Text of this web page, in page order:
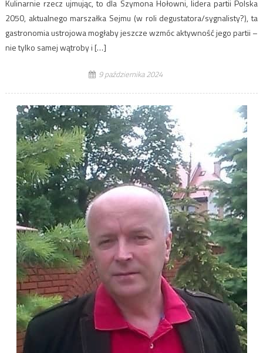
Kulinarnie rzecz ujmując, to dla Szymona Hołowni, lidera partii Polska
2050, aktualnego marszałka Sejmu (w roli degustatora/sygnalisty?), ta
gastronomia ustrojowa mogłaby jeszcze wzmóc aktywność jego partii –
nie tylko samej wątroby i […]
9 października 2024